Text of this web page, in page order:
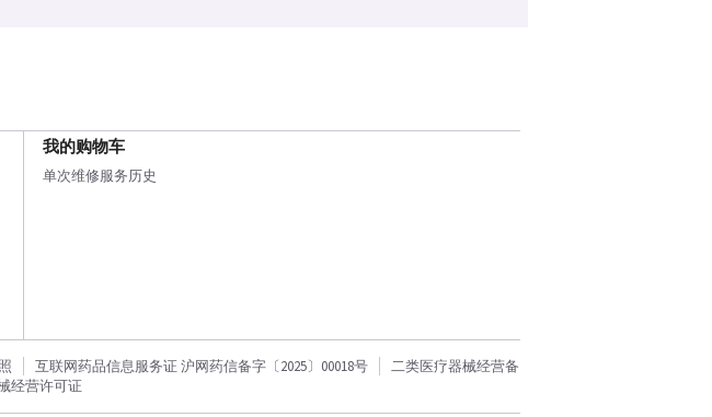
我的购物车
单次维修服务历史
互联网药品信息服务证 沪网药信备字〔2025〕00018号
二类医疗器械经营备
经营许可证